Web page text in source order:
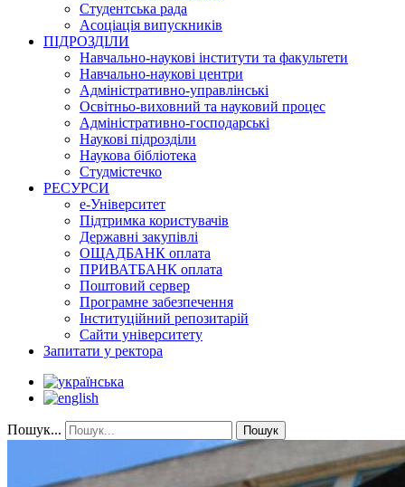
Студентська рада
Асоціація випускників
ПІДРОЗДІЛИ
Навчально-наукові інститути та факультети
Навчально-наукові центри
Адміністративно-управлінські
Освітньо-виховний та науковий процес
Адміністративно-господарські
Наукові підрозділи
Наукова бібліотека
Студмістечко
РЕСУРСИ
е-Університет
Підтримка користувачів
Державні закупівлі
ОЩАДБАНК оплата
ПРИВАТБАНК оплата
Поштовий сервер
Програмне забезпечення
Інституційний репозитарій
Сайти університету
Запитати у ректора
Пошук... Пошук